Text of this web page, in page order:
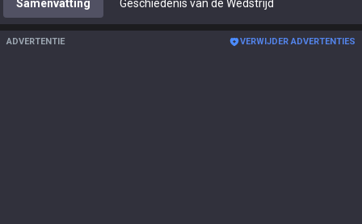
Samenvatting Geschiedenis van de Wedstrijd
ADVERTENTIE VERWIJDER ADVERTENTIES